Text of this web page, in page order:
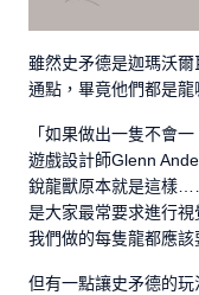
雖然史矛德是迦瑪沃
通點，畢竟他們都是龍
「如果做出一隻不會
遊戲設計師Glenn
銳龍獸原本就是這樣
是大家最常要求進行視
我們做的每隻龍都應該
但有一點讓史矛德的